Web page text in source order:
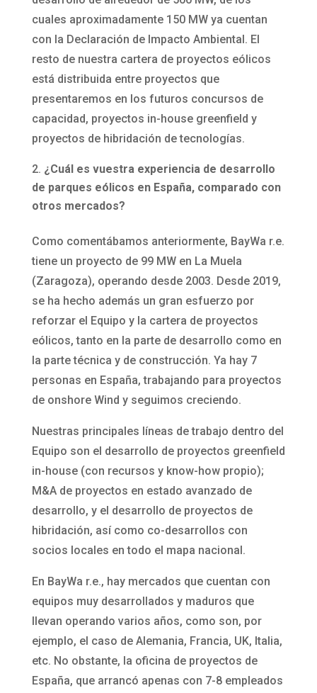
cuales aproximadamente 150 MW ya cuentan
con la Declaración de Impacto Ambiental. El
resto de nuestra cartera de proyectos eólicos
está distribuida entre proyectos que
presentaremos en los futuros concursos de
capacidad, proyectos in-house greenfield y
proyectos de hibridación de tecnologías.
¿Cuál es vuestra experiencia de desarrollo
de parques eólicos en España, comparado con
otros mercados?
Como comentábamos anteriormente, BayWa r.e.
tiene un proyecto de 99 MW en La Muela
(Zaragoza), operando desde 2003. Desde 2019,
se ha hecho además un gran esfuerzo por
reforzar el Equipo y la cartera de proyectos
eólicos, tanto en la parte de desarrollo como en
la parte técnica y de construcción. Ya hay 7
personas en España, trabajando para proyectos
de onshore Wind y seguimos creciendo.
Nuestras principales líneas de trabajo dentro del
Equipo son el desarrollo de proyectos greenfield
in-house (con recursos y know-how propio);
M&A de proyectos en estado avanzado de
desarrollo, y el desarrollo de proyectos de
hibridación, así como co-desarrollos con
socios locales en todo el mapa nacional.
En BayWa r.e., hay mercados que cuentan con
equipos muy desarrollados y maduros que
llevan operando varios años, como son, por
ejemplo, el caso de Alemania, Francia, UK, Italia,
etc. No obstante, la oficina de proyectos de
España, que arrancó apenas con 7-8 empleados